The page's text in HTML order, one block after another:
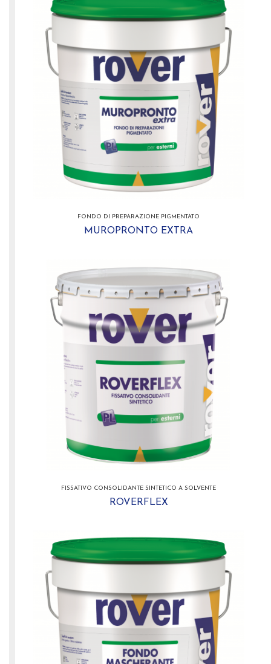
FONDO DI PREPARAZIONE PIGMENTATO
MUROPRONTO EXTRA
FISSATIVO CONSOLIDANTE SINTETICO A SOLVENTE
ROVERFLEX